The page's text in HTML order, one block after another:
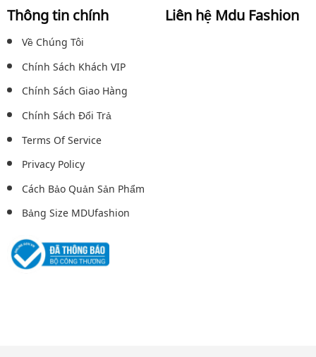
Thông tin chính
Về Chúng Tôi
Chính Sách Khách VIP
Chính Sách Giao Hàng
Chính Sách Đổi Trả
Terms Of Service
Privacy Policy
Cách Bảo Quản Sản Phẩm
Bảng Size MDUfashion
Liên hệ Mdu Fashion